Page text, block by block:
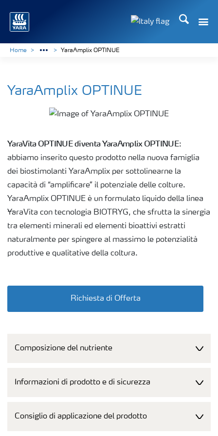
Cerca
Home YaraAmplix OPTINUE
YaraAmplix OPTINUE
YaraVita OPTINUE diventa YaraAmplix OPTINUE:
abbiamo inserito questo prodotto nella nuova famiglia
dei biostimolanti YaraAmplix per sottolinearne la
capacità di “amplificare” il potenziale delle colture.
YaraAmplix OPTINUE è un formulato liquido della linea
YaraVita con tecnologia BIOTRYG, che sfrutta la sinergia
tra elementi minerali ed elementi bioattivi estratti
naturalmente per spingere al massimo le potenzialità
produttive e qualitative della coltura.
miglior Leonardite del North Dakota, da cui vengono
di Zinco e Manganese, microelementi fondamentali che
• Azoto organico: 2 %;
Richiesta di Offerta
Composizione del nutriente
Informazioni di prodotto e di sicurezza
Consiglio di applicazione del prodotto